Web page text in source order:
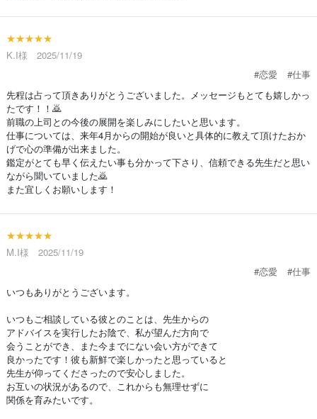
★★★★★
K.I様 2025/11/19
#恋愛
#仕事
先程は占って頂きありがとうございました。メッセージもとても嬉しかっ
たです！！🙇
前職の上司との今後の展開を楽しみにしたいと思います。
仕事については、来年4月からの開始が良いと具体的に教えて頂けたおか
げで心の準備が出来ました。
鑑定がとても早く伝えたい事も分かって下さり、信頼できる先生だと思い
ながら聞いていました🙇
また宜しくお願いします！
★★★★★
M.I様 2025/11/19
#恋愛
#仕事
いつもありがとうございます。
いつもご相談している彼とのことは、先生からの
アドバイスを実行したお陰で、私が望んだ方向で
会うことができ、また今までにない会い方ができて
良かったです！彼も新鮮で楽しかったと思っていると
先生が仰ってくださったので安心しました。
お互いの状況があるので、これからも無理せずに
関係を育みたいです。